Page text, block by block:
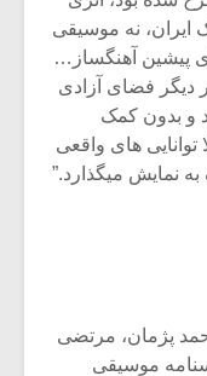
نه موسیقی
پیشین آهنگساز…
دیگر فضای آزادی
و بدون کمک
های واقعی
نمایش میگذارد.”
پژمان، مرتضی
موسیقی